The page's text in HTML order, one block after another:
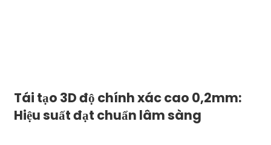
Tái tạo 3D độ chính xác cao 0,2mm:
Hiệu suất đạt chuẩn lâm sàng